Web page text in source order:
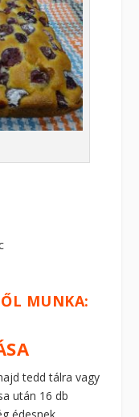
MUNKA:
tedd tálra vagy
után 16 db